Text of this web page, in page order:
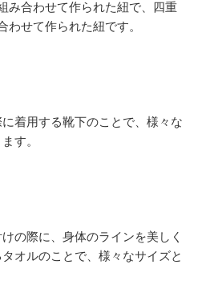
み合わせて作られた紐で、四重
わせて作られた紐です。
着用する靴下のことで、様々な
す。
の際に、身体のラインを美しく
オルのことで、様々なサイズと